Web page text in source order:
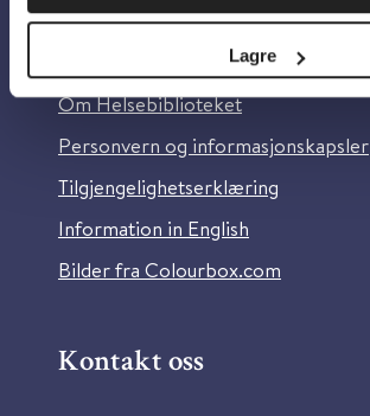
Lagre
Om oss
Om Helsebiblioteket
Personvern og informasjonskapsler
Tilgjengelighetserklæring
Information in English
Bilder fra Colourbox.com
Kontakt oss